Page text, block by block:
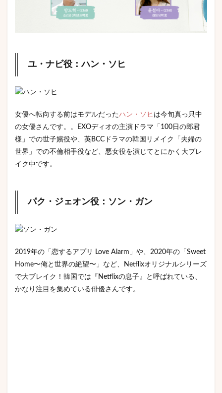
ユ・ナビ役：ハン・ソヒ
女優へ転向する前はモデルだったハン・ソヒ は今旬真っ只中
の女優さんです。。EXOディオの主演ドラマ「100日の郎君
様」での世子嬪役や、英BCCドラマの韓国リメイク「夫婦の
世界」での不倫相手役など、悪女役を演じてとにかく大ブレ
イク中です。
パク・ジェオン役：ソン・ガン
2019年の「恋するアプリ Love Alarm」や、2020年の「Sweet
Home〜俺と世界の絶望〜」など、Netflixオリジナルシリーズ
で大ブレイク！韓国では『Netflixの息子』と呼ばれている、
かなり注目を集めている俳優さんです。